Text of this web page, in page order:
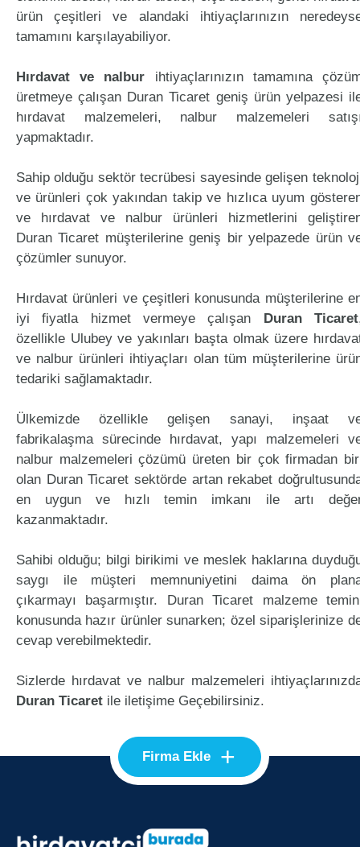
ürün çeşitleri ve alandaki ihtiyaçlarınızın
tamamını karşılayabiliyor.
Hırdavat ve nalbur ihtiyaçlarınızın tamamına
üretmeye çalışan Duran Ticaret geniş ürün yelpazesi
hırdavat malzemeleri, nalbur malzemeleri
yapmaktadır.
Sahip olduğu sektör tecrübesi sayesinde gelişen
ve ürünleri çok yakından takip ve hızlıca uyum
ve hırdavat ve nalbur ürünleri hizmetlerini
Duran Ticaret müşterilerine geniş bir yelpazede ürün
çözümler sunuyor.
Hırdavat ürünleri ve çeşitleri konusunda müşterilerine
iyi fiyatla hizmet vermeye çalışan Duran Ticaret
özellikle Ulubey ve yakınları başta olmak üzere
ve nalbur ürünleri ihtiyaçları olan tüm müşterilerine
tedariki sağlamaktadır.
Ülkemizde özellikle gelişen sanayi, inşaat
fabrikalaşma sürecinde hırdavat, yapı malzemeleri
nalbur malzemeleri çözümü üreten bir çok firmadan
olan Duran Ticaret sektörde artan rekabet
en uygun ve hızlı temin imkanı ile artı
kazanmaktadır.
Sahibi olduğu; bilgi birikimi ve meslek haklarına
saygı ile müşteri memnuniyetini daima ön
çıkarmayı başarmıştır. Duran Ticaret malzeme
konusunda hazır ürünler sunarken; özel siparişlerinize
cevap verebilmektedir.
Sizlerde hırdavat ve nalbur malzemeleri
Duran Ticaret ile iletişime Geçebilirsiniz.
Firma Ekle +